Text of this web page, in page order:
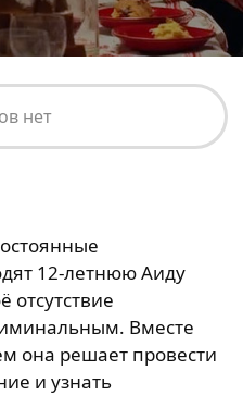
нет
12-летнюю Аиду
отсутствие
Вместе
она решает провести
и узнать